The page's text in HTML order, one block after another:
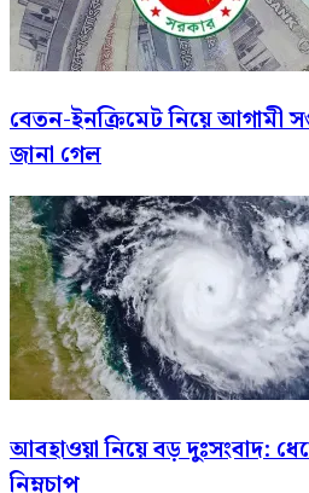
বেতন-ইনক্রিমেট নিয়ে আগামী
জানা গেল
আবহাওয়া নিয়ে বড় দুঃসংবাদ:
নিম্নচাপ